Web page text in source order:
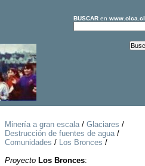
BUSCARen www.olca.cl
Minería a gran escala/ Glaciares /
Destrucción de fuentes de agua/
Comunidades / Los Bronces /
Proyecto Los Bronces: